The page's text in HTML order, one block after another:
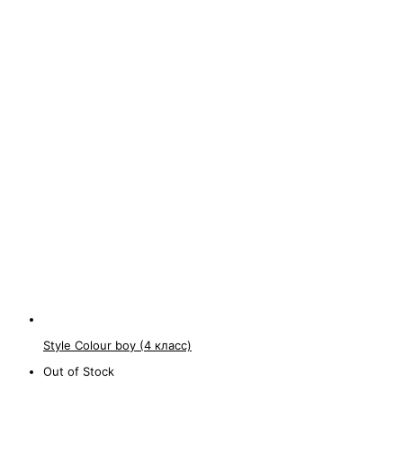
Style Colour boy (4 класс)
Out of Stock